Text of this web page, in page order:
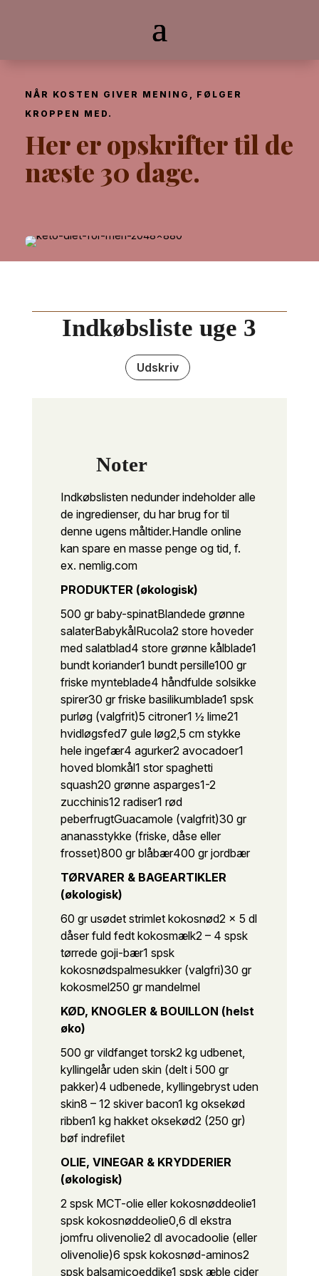
NÅR KOSTEN GIVER MENING, FØLGER
KROPPEN MED.
Her er opskrifter til de
næste 30 dage.
Indkøbsliste uge 3
Udskriv
Noter
Indkøbslisten nedunder indeholder alle
de ingredienser, du har brug for til
denne ugens måltider.Handle online
kan spare en masse penge og tid, f.
ex. nemlig.com
PRODUKTER (økologisk)
500 gr baby-spinatBlandede grønne
salaterBabykålRucola2 store hoveder
med salatblad4 store grønne kålblade1
bundt koriander1 bundt persille100 gr
friske mynteblade4 håndfulde solsikke
spirer30 gr friske basilikumblade1 spsk
purløg (valgfrit)5 citroner1 ½ lime21
hvidløgsfed7 gule løg2,5 cm stykke
hele ingefær4 agurker2 avocadoer1
hoved blomkål1 stor spaghetti
squash20 grønne asparges1-2
zucchinis12 radiser1 rød
peberfrugtGuacamole (valgfrit)30 gr
ananasstykke (friske, dåse eller
frosset)800 gr blåbær400 gr jordbær
TØRVARER & BAGEARTIKLER
(økologisk)
60 gr usødet strimlet kokosnød2 x 5 dl
dåser fuld fedt kokosmælk2 – 4 spsk
tørrede goji-bær1 spsk
kokosnødspalmesukker (valgfri)30 gr
kokosmel250 gr mandelmel
KØD, KNOGLER & BOUILLON (helst
øko)
500 gr vildfanget torsk2 kg udbenet,
kyllingelår uden skin (delt i 500 gr
pakker)4 udbenede, kyllingebryst uden
skin8 – 12 skiver bacon1 kg oksekød
ribben1 kg hakket oksekød2 (250 gr)
bøf indrefilet
OLIE, VINEGAR & KRYDDERIER
(økologisk)
2 spsk MCT-olie eller kokosnøddeolie1
spsk kokosnøddeolie0,6 dl ekstra
jomfru olivenolie2 dl avocadoolie (eller
olivenolie)6 spsk kokosnød-aminos2
spsk balsamicoeddike1 spsk æble cider